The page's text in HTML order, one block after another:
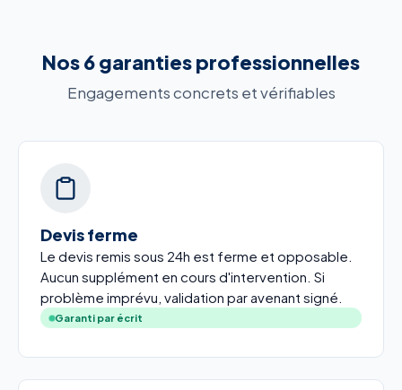
Nos 6 garanties professionnelles
Engagements concrets et vérifiables
Devis ferme
Le devis remis sous 24h est ferme et opposable.
Aucun supplément en cours d'intervention. Si
problème imprévu, validation par avenant signé.
Garanti par écrit